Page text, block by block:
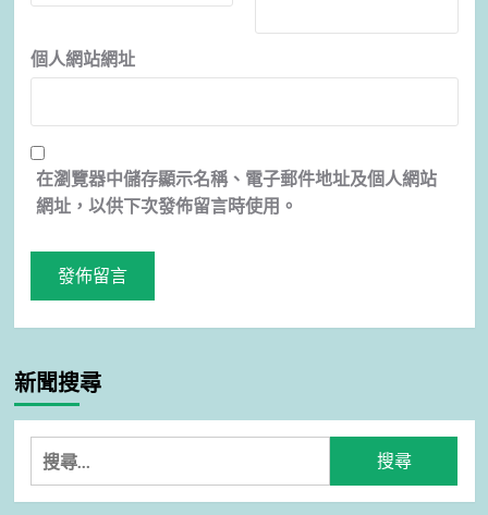
個人網站網址
在瀏覽器中儲存顯示名稱、電子郵件地址及個人網站
網址，以供下次發佈留言時使用。
新聞搜尋
搜
尋
關